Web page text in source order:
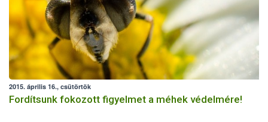
2015. április 16., csütörtök
Fordítsunk fokozott figyelmet a méhek védelmére!